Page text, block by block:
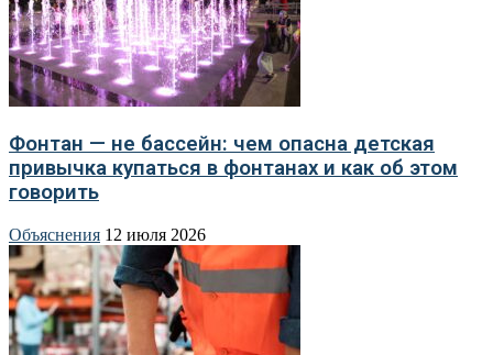
Фонтан — не бассейн: чем опасна детская
привычка купаться в фонтанах и как об этом
говорить
Объяснения 12 июля 2026